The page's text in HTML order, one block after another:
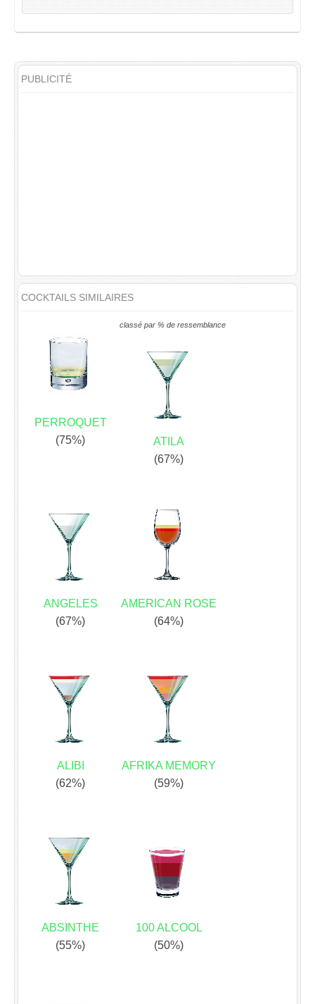
PUBLICITÉ
COCKTAILS SIMILAIRES
classé par % de ressemblance
PERROQUET
(75%)
ATILA
(67%)
ANGELES
(67%)
AMERICAN ROSE
(64%)
ALIBI
(62%)
AFRIKA MEMORY
(59%)
ABSINTHE
(55%)
100 ALCOOL
(50%)